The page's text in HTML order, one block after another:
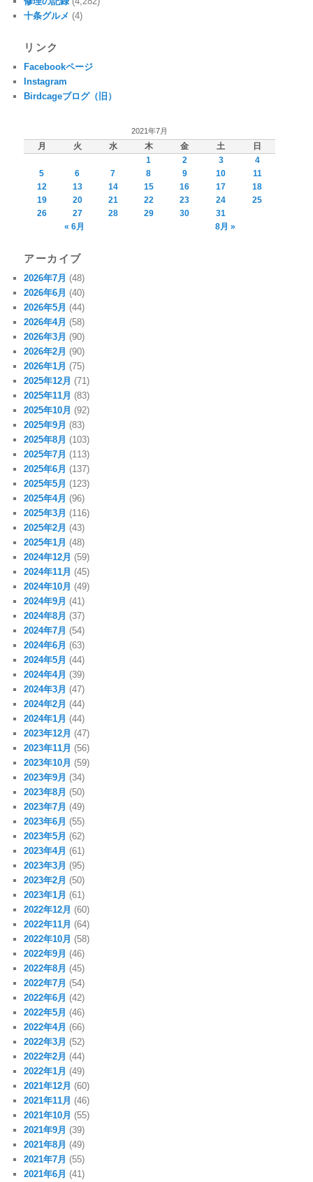
十条グルメ (4)
リンク
Facebookページ
Instagram
Birdcageブログ（旧）
2021年7月
月 火 水 木 金 土
日
1
2 3
4
5
6 7 8 9 10
11
12
13 14 15 16 17
18
19
20 21 22 23 24
25
26
27 28 29 30
31
« 6月
8月 »
アーカイブ
2026年7月 (48)
2026年6月 (40)
2026年5月 (44)
2026年4月 (58)
2026年3月 (90)
2026年2月 (90)
2026年1月 (75)
2025年12月 (71)
2025年11月 (83)
2025年10月 (92)
2025年9月 (83)
2025年8月 (103)
2025年7月 (113)
2025年6月 (137)
2025年5月 (123)
2025年4月 (96)
2025年3月 (116)
2025年2月 (43)
2025年1月 (48)
2024年12月 (59)
2024年11月 (45)
2024年10月 (49)
2024年9月 (41)
2024年8月 (37)
2024年7月 (54)
2024年6月 (63)
2024年5月 (44)
2024年4月 (39)
2024年3月 (47)
2024年2月 (44)
2024年1月 (44)
2023年12月 (47)
2023年11月 (56)
2023年10月 (59)
2023年9月 (34)
2023年8月 (50)
2023年7月 (49)
2023年6月 (55)
2023年5月 (62)
2023年4月 (61)
2023年3月 (95)
2023年2月 (50)
2023年1月 (61)
2022年12月 (60)
2022年11月 (64)
2022年10月 (58)
2022年9月 (46)
2022年8月 (45)
2022年7月 (54)
2022年6月 (42)
2022年5月 (46)
2022年4月 (66)
2022年3月 (52)
2022年2月 (44)
2022年1月 (49)
2021年12月 (60)
2021年11月 (46)
2021年10月 (55)
2021年9月 (39)
2021年8月 (49)
2021年7月 (55)
2021年6月 (41)